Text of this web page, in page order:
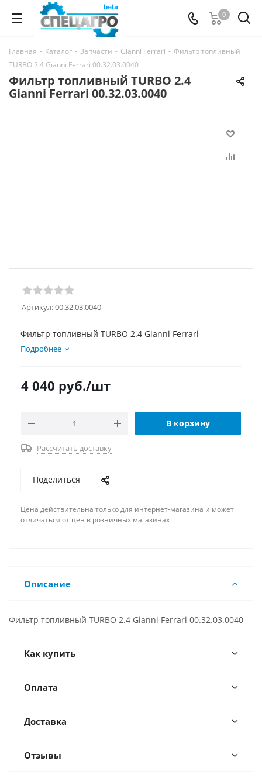
0
Главная - Каталог - Запчасти - Gianni Ferrari - Фильтр топливный
TURBO 2.4 Gianni Ferrari 00.32.03.0040
Фильтр топливный TURBO 2.4
Gianni Ferrari 00.32.03.0040
Артикул:00.32.03.0040
Фильтр топливный TURBO 2.4 Gianni Ferrari
Подробнее
4 040 руб./шт
В корзину
Рассчитать доставку
Поделиться
Цена действительна только для интернет-магазина и может
отличаться от цен в розничных магазинах
Описание
Фильтр топливный TURBO 2.4 Gianni Ferrari 00.32.03.0040
Как купить
Оплата
Доставка
Отзывы